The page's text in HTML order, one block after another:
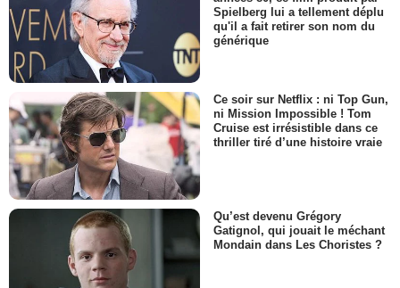
Spielberg lui a tellement déplu
qu'il a fait retirer son nom du
générique
Ce soir sur Netflix : ni Top Gun,
ni Mission Impossible ! Tom
Cruise est irrésistible dans ce
thriller tiré d’une histoire vraie
Qu’est devenu Grégory
Gatignol, qui jouait le méchant
Mondain dans Les Choristes ?